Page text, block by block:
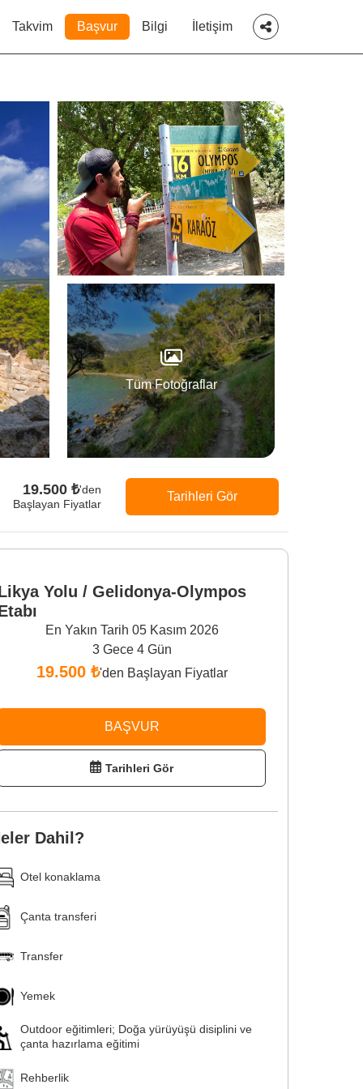
Takvim Başvur Bilgi İletişim
Tüm Fotoğraflar
19.500 ₺'den
Başlayan Fiyatlar
Tarihleri Gör
Yolu / Gelidonya-Olympos
En Yakın Tarih 05 Kasım 2026
3 Gece 4 Gün
19.500 ₺'den Başlayan Fiyatlar
BAŞVUR
Tarihleri Gör
Dahil?
Otel konaklama
Çanta transferi
Transfer
Yemek
Outdoor eğitimleri; Doğa yürüyüşü disiplini ve
çanta hazırlama eğitimi
Rehberlik